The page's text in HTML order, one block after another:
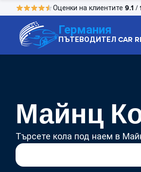
Оценки на клиентите 9.1 /
Германия
ПЪТЕВОДИТЕЛ CAR
Майнц
Търсете кола под наем в